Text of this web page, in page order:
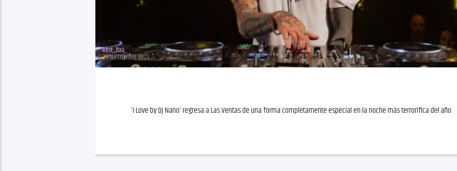
Rest_bau
29 SEPTIEMBRE 2023
‘I Love by Dj Nano’ regresa a Las Ventas de una forma completamente especial en la noche más terrorífica del año